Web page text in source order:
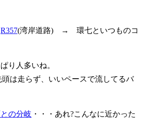
R357(湾岸道路) → 環七といつものコ
り人多いね。
は走らず、いいペースで流してるバ
の分岐 ・・・あれ?こんなに近かった